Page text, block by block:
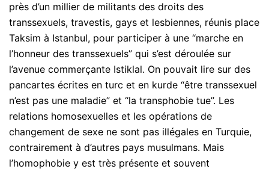
près d’un millier de militants des droits des
transsexuels, travestis, gays et lesbiennes, réunis place
Taksim à Istanbul, pour participer à une “marche en
l’honneur des transsexuels” qui s’est déroulée sur
l’avenue commerçante Istiklal. On pouvait lire sur des
pancartes écrites en turc et en kurde “être transsexuel
n’est pas une maladie” et “la transphobie tue”. Les
relations homosexuelles et les opérations de
changement de sexe ne sont pas illégales en Turquie,
contrairement à d’autres pays musulmans. Mais
l’homophobie y est très présente et souvent